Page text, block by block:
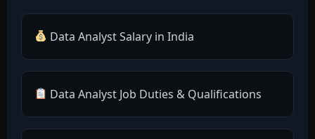
Data Analyst Salary in India
Data Analyst Job Duties & Qualifications